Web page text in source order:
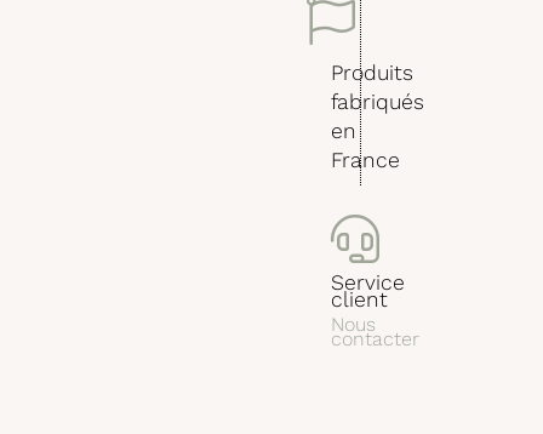
Produits
fabriqués
en
France
Service
client
Nous
contacter